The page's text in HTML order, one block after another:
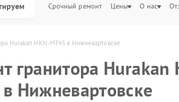
Срочный ремонт Цены О нас
Hurakan HKN-MT45 в Нижневартовске
гранитора Hurakan
Нижневартовске